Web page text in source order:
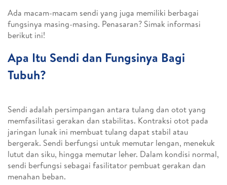
Ada macam-macam sendi yang juga memiliki berbagai
fungsinya masing-masing. Penasaran? Simak informasi
berikut ini!
Apa Itu Sendi dan Fungsinya Bagi
Tubuh?
Sendi adalah persimpangan antara tulang dan otot yang
memfasilitasi gerakan dan stabilitas. Kontraksi otot pada
jaringan lunak ini membuat tulang dapat stabil atau
bergerak. Sendi berfungsi untuk memutar lengan, menekuk
lutut dan siku, hingga memutar leher. Dalam kondisi normal,
sendi berfungsi sebagai fasilitator pembuat gerakan dan
menahan beban.